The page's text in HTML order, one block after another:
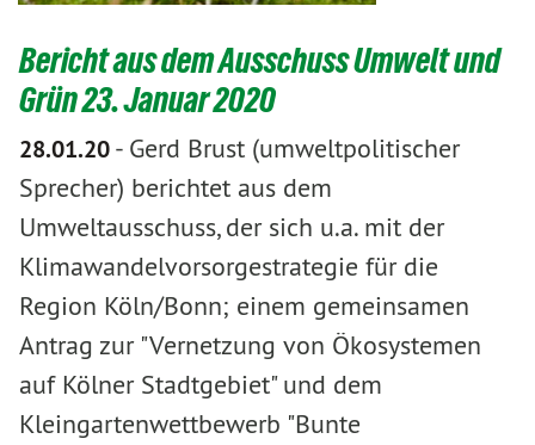
Bericht aus dem Ausschuss Umwelt und
Grün 23. Januar 2020
28.01.20- Gerd Brust (umweltpolitischer
Sprecher) berichtet aus dem
Umweltausschuss, der sich u.a. mit der
Klimawandelvorsorgestrategie für die
Region Köln/Bonn; einem gemeinsamen
Antrag zur "Vernetzung von Ökosystemen
auf Kölner Stadtgebiet" und dem
Kleingartenwettbewerb "Bunte